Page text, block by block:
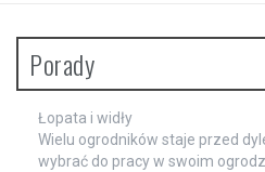
Porady
Łopata i widły
Wielu ogrodników staje przed
wybrać do pracy w swoim